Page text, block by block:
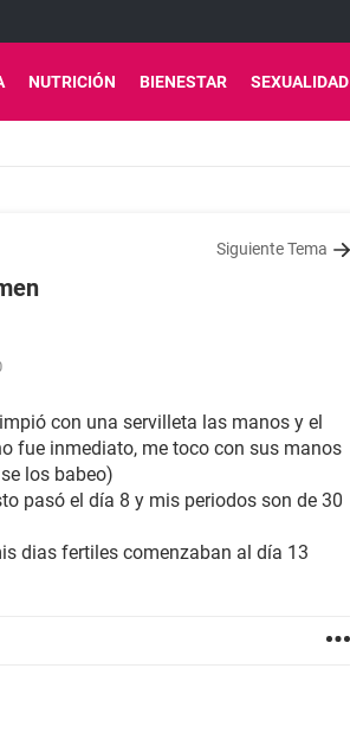
NUTRICIÓN BIENESTAR SEXUALIDAD
Siguiente Tema
con una servilleta las manos y el
fue inmediato, me toco con sus manos
los babeo)
pasó el día 8 y mis periodos son de 30
dias fertiles comenzaban al día 13